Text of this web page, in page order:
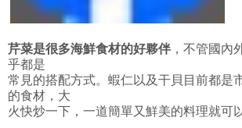
芹菜是很多海鮮食材的好夥伴 ，不管國內
乎都是
常見的搭配方式。蝦仁以及干貝目前都是
的食材，大
火快炒一下，一道簡單又鮮美的料理就可